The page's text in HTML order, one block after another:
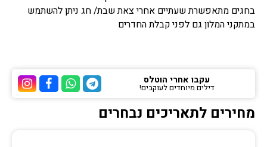
בחגים מתאפשרת שעתיים אחרי צאת שבת/ חג ניתן להשתמש
במתקני המלון גם לפני קבלת החדרים
ערוץ ערוץ
ערוץ הוואטסאפ של
ערוץ הטלגרם של הוטלס
עקבו אחרי הוטלס
דילים מיוחדים לעוקבים!
מחירים לתאריכים נבחרים